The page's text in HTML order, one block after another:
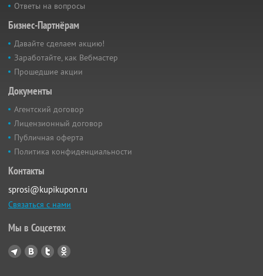
Ответы на вопросы
Бизнес-Партнёрам
Давайте сделаем акцию!
Заработайте, как Вебмастер
Прошедшие акции
Документы
Агентский договор
Лицензионный договор
Публичная оферта
Политика конфиденциальности
Контакты
sprosi@kupikupon.ru
Связаться с нами
Мы в Соцсетях